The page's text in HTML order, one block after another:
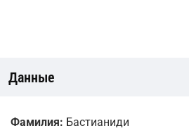
Данные
Фамилия: Бастианиди